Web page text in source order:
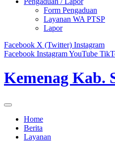
Form Pengaduan
Layanan WA PTSP
Lapor
Facebook X (Twitter) Instagram
Facebook InstagramYouTube
Kemenag Kab.
Home
Berita
Layanan